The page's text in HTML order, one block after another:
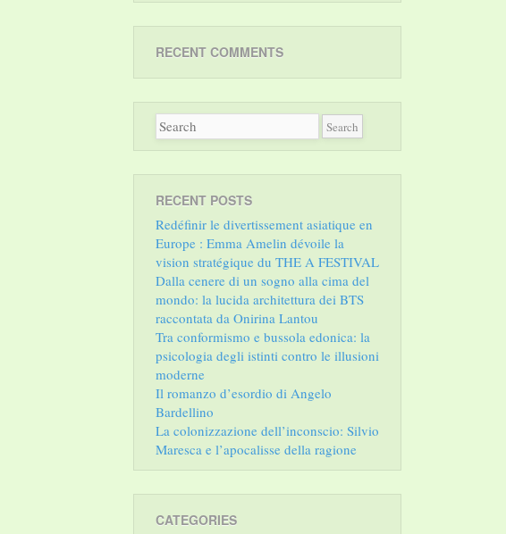
RECENT COMMENTS
RECENT POSTS
Redéfinir le divertissement asiatique en
Europe : Emma Amelin dévoile la
vision stratégique du THE A FESTIVAL
Dalla cenere di un sogno alla cima del
mondo: la lucida architettura dei BTS
raccontata da Onirina Lantou
Tra conformismo e bussola edonica: la
psicologia degli istinti contro le illusioni
moderne
Il romanzo d’esordio di Angelo
Bardellino
La colonizzazione dell’inconscio: Silvio
Maresca e l’apocalisse della ragione
CATEGORIES